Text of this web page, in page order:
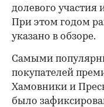
долевого
При этом годом
указано в обзоре.
Самыми
покупателей
Хамовники и
было